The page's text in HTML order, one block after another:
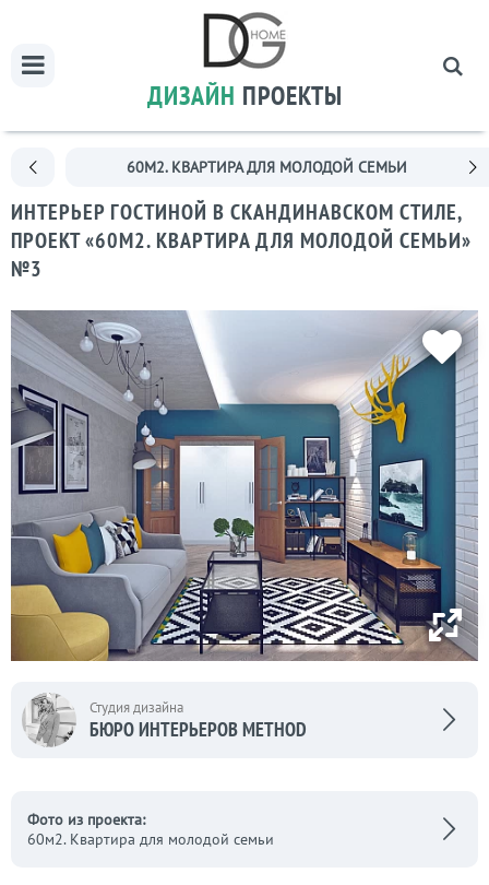
ДИЗАЙН ПРОЕКТЫ
60М2. КВАРТИРА ДЛЯ МОЛОДОЙ СЕМЬИ
ИНТЕРЬЕР ГОСТИНОЙ В СКАНДИНАВСКОМ СТИЛЕ,
ПРОЕКТ «60М2. КВАРТИРА ДЛЯ МОЛОДОЙ СЕМЬИ»
№3
Студия дизайна
БЮРО ИНТЕРЬЕРОВ METHOD
Фото из проекта:
60м2. Квартира для молодой семьи